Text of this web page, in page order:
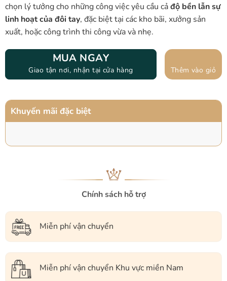
chọn lý tưởng cho những công việc yêu cầu cảđộ bền lẫn sự
linh hoạt của đôi tay, đặc biệt tại các kho bãi, xưởng sản
xuất, hoặc công trình thi công vừa và nhẹ.
MUA NGAY
Giao tận nơi, nhận tại cửa hàng Thêm vào giỏ
Khuyến mãi đặc biệt
Chính sách hỗ trợ
Miễn phí vận chuyển
Miễn phí vận chuyển Khu vực miền Nam